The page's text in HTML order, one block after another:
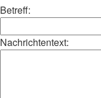
Betreff:
Nachrichtentext: